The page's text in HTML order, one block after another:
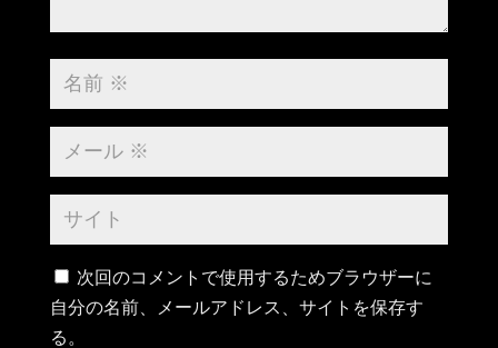
次回のコメントで使用するためブラウザーに
自分の名前、メールアドレス、サイトを保存す
る。